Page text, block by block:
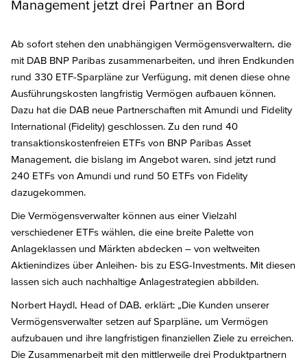
Management jetzt drei Partner an Bord
Ab sofort stehen den unabhängigen Vermögensverwaltern, die
mit DAB BNP Paribas zusammenarbeiten, und ihren Endkunden
rund 330 ETF-Sparpläne zur Verfügung, mit denen diese ohne
Ausführungskosten langfristig Vermögen aufbauen können.
Dazu hat die DAB neue Partnerschaften mit Amundi und Fidelity
International (Fidelity) geschlossen. Zu den rund 40
transaktionskostenfreien ETFs von BNP Paribas Asset
Management, die bislang im Angebot waren, sind jetzt rund
240 ETFs von Amundi und rund 50 ETFs von Fidelity
dazugekommen.
Die Vermögensverwalter können aus einer Vielzahl
verschiedener ETFs wählen, die eine breite Palette von
Anlageklassen und Märkten abdecken – von weltweiten
Aktienindizes über Anleihen- bis zu ESG-Investments. Mit diesen
lassen sich auch nachhaltige Anlagestrategien abbilden.
Norbert Haydl, Head of DAB, erklärt: „Die Kunden unserer
Vermögensverwalter setzen auf Sparpläne, um Vermögen
aufzubauen und ihre langfristigen finanziellen Ziele zu erreichen.
Die Zusammenarbeit mit den mittlerweile drei Produktpartnern